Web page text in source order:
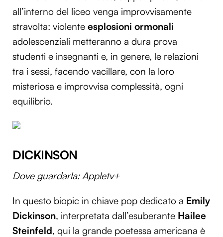
all’interno del liceo venga improvvisamente
stravolta: violente esplosioni ormonali
adolescenziali metteranno a dura prova
studenti e insegnanti e, in genere, le relazioni
tra i sessi, facendo vacillare, con la loro
misteriosa e improvvisa complessità, ogni
equilibrio.
DICKINSON
Dove guardarla: Appletv+
In questo biopic in chiave pop dedicato a Emily
Dickinson, interpretata dall’esuberante Hailee
Steinfeld, qui la grande poetessa americana è